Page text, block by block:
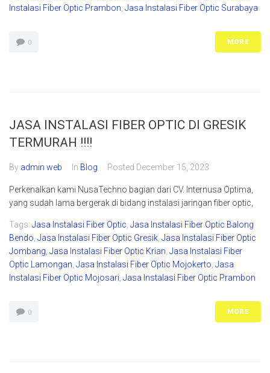
Instalasi Fiber Optic Prambon Jasa Instalasi Fiber Optic Surabaya
0 MORE
JASA INSTALASI FIBER OPTIC DI GRESIK
TERMURAH !!!!
By admin web In Blog Posted December 15, 2023
Perkenalkan kami NusaTechno bagian dari CV. Internusa Optima,
yang sudah lama bergerak di bidang instalasi jaringan fiber optic,
Tags: Jasa Instalasi Fiber Optic Jasa Instalasi Fiber Optic Balong
Bendo Jasa Instalasi Fiber Optic Gresik Jasa Instalasi Fiber Optic
Jombang Jasa Instalasi Fiber Optic Krian Jasa Instalasi Fiber
Optic Lamongan Jasa Instalasi Fiber Optic Mojokerto Jasa
Instalasi Fiber Optic Mojosari Jasa Instalasi Fiber Optic Prambon
0 MORE